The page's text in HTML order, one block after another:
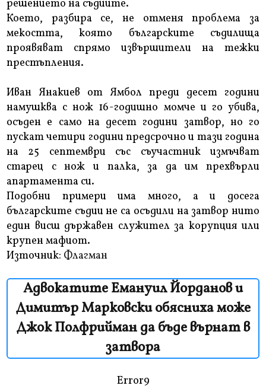
решението на съдиите.
Което, разбира се, не отменя проблема за
мекостта, която българските съдилища
проявяват спрямо извършители на тежки
престъпления.
Иван Янакиев от Ямбол преди десет години
намушква с нож 16-годишно момче и го убива,
осъден е само на десет години затвор, но го
пускат четири години предсрочно и тази година
на 25 септември със съучастник измъчват
старец с нож и палка, за да им прехвърли
апартамента си.
Подобни примери има много, а и досега
българските съдии не са осъдили на затвор нито
един висш държавен служител за корупция или
крупен мафиот.
Източник: Флагман
Адвокатите Емануил Йорданов и
Димитър Марковски обясниха може
Джок Полфрийман да бъде върнат в
затвора
Error9